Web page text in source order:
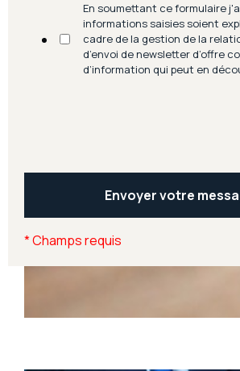
En soumettant ce formulaire
informations saisies soient
cadre de la gestion de la
d’envoi de newsletter d’offre
d’information qui peut en
*Champs requis